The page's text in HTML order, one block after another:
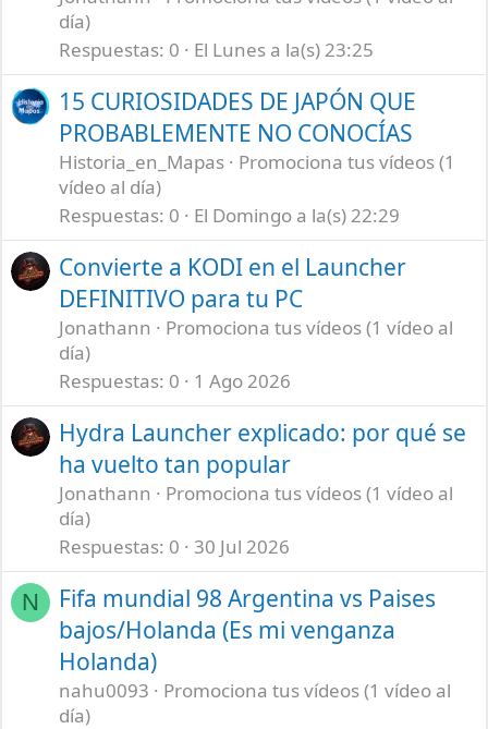
día)
Respuestas 0 El Lunes a la(s) 23:25
15 CURIOSIDADES DE JAPÓN QUE
PROBABLEMENTE NO CONOCÍAS
Historia_en_Mapas
Promociona tus vídeos (1
vídeo al día)
Respuestas 0 El Domingo a la(s) 22:29
Convierte a KODI en el Launcher
DEFINITIVO para tu PC
Jonathann
Promociona tus vídeos (1 vídeo al
día)
Respuestas 0 1 Ago 2026
Hydra Launcher explicado: por qué se
ha vuelto tan popular
Jonathann
Promociona tus vídeos (1 vídeo al
día)
Respuestas 0 30 Jul 2026
N
Fifa mundial 98 Argentina vs Paises
bajos/Holanda (Es mi venganza
Holanda)
nahu0093
Promociona tus vídeos (1 vídeo al
día)